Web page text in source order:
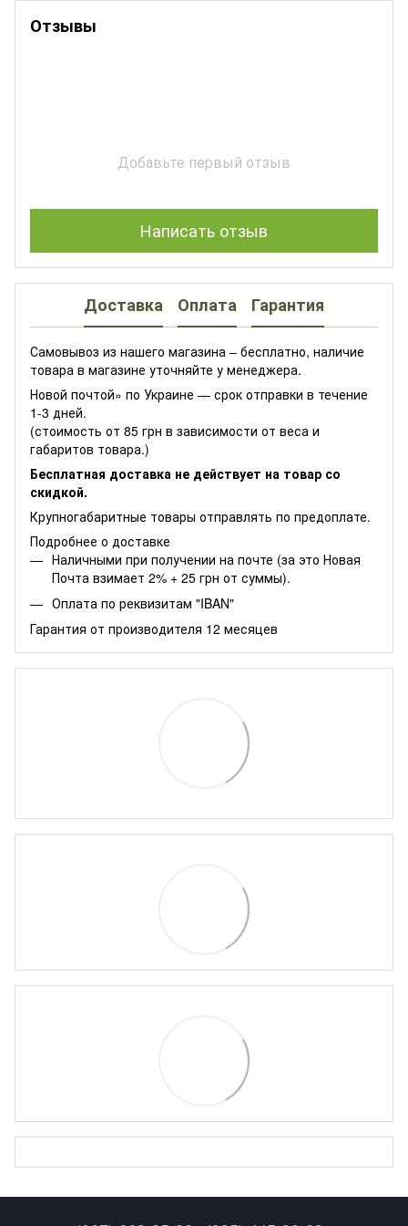
Отзывы
Добавьте первый отзыв
Написать отзыв
Доставка Оплата Гарантия
Самовывоз из нашего магазина – бесплатно, наличие
товара в магазине уточняйте у менеджера.
Новой почтой» по Украине — срок отправки в течение
1-3 дней.
(стоимость от 85 грн в зависимости от веса и
габаритов товара.)
Бесплатная доставка не действует на товар со
скидкой.
Крупногабаритные товары отправлять по предоплате.
Подробнее о доставке
Наличными при получении на почте (за это Новая
Почта взимает 2% + 25 грн от суммы).
Оплата по реквизитам "IBAN"
Гарантия от производителя 12 месяцев